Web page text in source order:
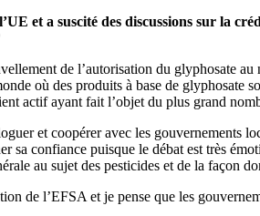
et a suscité des discussions sur la
de l’autorisation du glyphosate
où des produits à base de
actif ayant fait l’objet du plus grand
et coopérer avec les
confiance puisque le débat est très
au sujet des pesticides et de la façon
de l’EFSA et je pense que les